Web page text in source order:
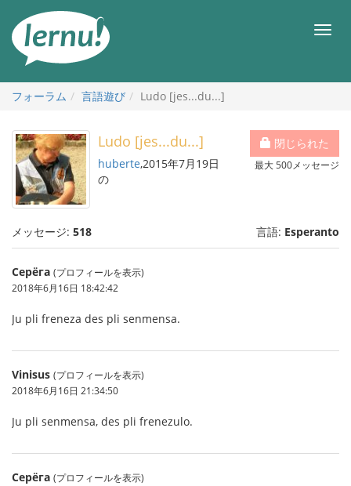
メ
フォーラム
言語遊び Ludo [jes...du...]
閉じられた
最大 500メッセージ
Ludo [jes...du...]
huberte,2015年7月19日
の
メッセージ: 518 言語: Esperanto
Серёга (プロフィールを表示)
2018年6月16日 18:42:42
Ju pli freneza des pli senmensa.
Vinisus (プロフィールを表示)
2018年6月16日 21:34:50
Ju pli senmensa, des pli frenezulo.
Серёга (プロフィールを表示)